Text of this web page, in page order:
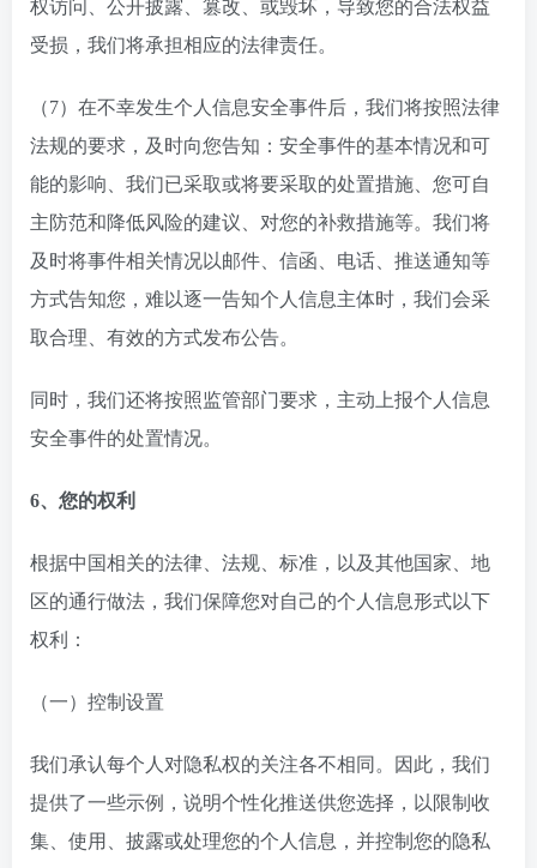
权访问、公开披露、篡改、或毁坏，导致您的合法权益
受损，我们将承担相应的法律责任。
（7）在不幸发生个人信息安全事件后，我们将按照法律
法规的要求，及时向您告知：安全事件的基本情况和可
能的影响、我们已采取或将要采取的处置措施、您可自
主防范和降低风险的建议、对您的补救措施等。我们将
及时将事件相关情况以邮件、信函、电话、推送通知等
方式告知您，难以逐一告知个人信息主体时，我们会采
取合理、有效的方式发布公告。
同时，我们还将按照监管部门要求，主动上报个人信息
安全事件的处置情况。
6、您的权利
根据中国相关的法律、法规、标准，以及其他国家、地
区的通行做法，我们保障您对自己的个人信息形式以下
权利：
（一）控制设置
我们承认每个人对隐私权的关注各不相同。因此，我们
提供了一些示例，说明个性化推送供您选择，以限制收
集、使用、披露或处理您的个人信息，并控制您的隐私